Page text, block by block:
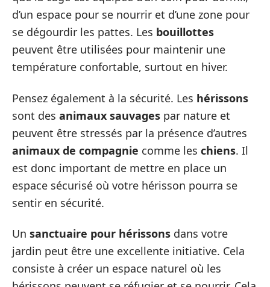
d’un espace pour se nourrir et d’une zone pour
se dégourdir les pattes. Les bouillottes
peuvent être utilisées pour maintenir une
température confortable, surtout en hiver.
Pensez également à la sécurité. Les hérissons
sont des animaux sauvages par nature et
peuvent être stressés par la présence d’autres
animaux de compagnie comme les chiens. Il
est donc important de mettre en place un
espace sécurisé où votre hérisson pourra se
sentir en sécurité.
Un sanctuaire pour hérissons dans votre
jardin peut être une excellente initiative. Cela
consiste à créer un espace naturel où les